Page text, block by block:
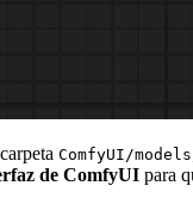
ComfyUI/
de ComfyUI para